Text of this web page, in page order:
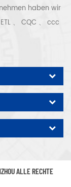
haben wir
、 CQC 、 ccc
Tech-
und -
ölfrei,
mit
mehr als 300
Unsere
Elektromotoren,
Patente
ALLE RECHTE